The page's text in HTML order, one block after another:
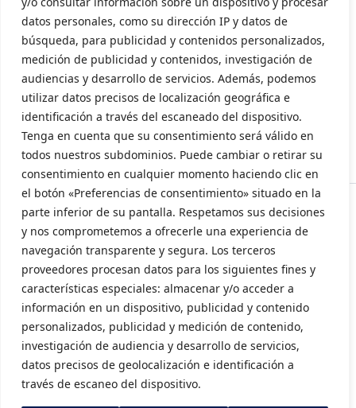
datos personales, como su dirección IP y datos de
búsqueda, para publicidad y contenidos personalizados,
medición de publicidad y contenidos, investigación de
audiencias y desarrollo de servicios. Además, podemos
utilizar datos precisos de localización geográfica e
identificación a través del escaneado del dispositivo.
Tenga en cuenta que su consentimiento será válido en
todos nuestros subdominios. Puede cambiar o retirar su
consentimiento en cualquier momento haciendo clic en
el botón «Preferencias de consentimiento» situado en la
parte inferior de su pantalla. Respetamos sus decisiones
y nos comprometemos a ofrecerle una experiencia de
navegación transparente y segura. Los terceros
proveedores procesan datos para los siguientes fines y
características especiales: almacenar y/o acceder a
información en un dispositivo, publicidad y contenido
personalizados, publicidad y medición de contenido,
investigación de audiencia y desarrollo de servicios,
datos precisos de geolocalización e identificación a
través de escaneo del dispositivo.
Contacto
LEGAL
Aviso Legal
Política de privacidad
Política de cookies
Subvencionado por la Consellería de Innovación, Industria, Comercio y
Turismo (INENTI/2024/20)